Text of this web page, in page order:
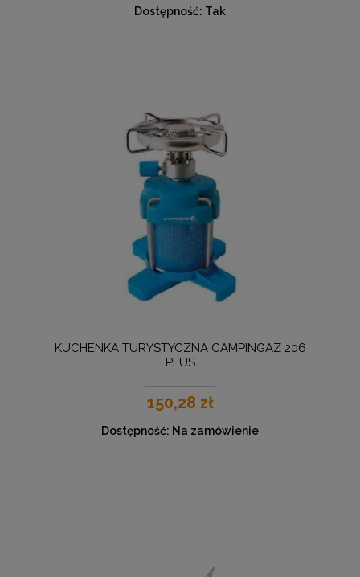
Dostępność: Tak
KUCHENKA TURYSTYCZNA CAMPINGAZ 206
PLUS
150,28 zł
Dostępność: Na zamówienie